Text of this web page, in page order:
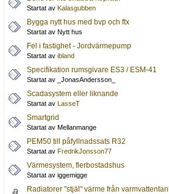
Startat av Kalasgubben
Bygga nytt hus med bvp och ftx
Startat av Nytt hus
Fel i fastighet - Jordvärmepump
Startat av ibland
Specifikation rumsgivare ES3 / ESM-41
Startat av _JonasAndersson_
Scadasystem eller liknande
Startat av LasseT
Smartgrid
Startat av Mellanmange
PEM50 till påfyllnadssats R32
Startat av FredrikJonsson77
Värmesystem, flerbostadshus
Startat av iggemigge
Radiatorer "stjäl" värme från